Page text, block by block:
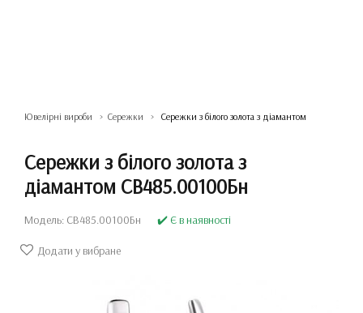
Ювелірні вироби Сережки Сережки з білого золота з діамантом
Сережки з білого золота з
діамантом СВ485.00100Бн
Модель: СВ485.00100Бн ✔️ Є в наявності
Додати у вибране